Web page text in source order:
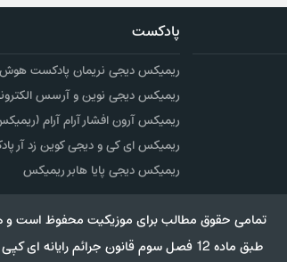
پادکست
ریمیکس دیجی نریمان پادکست
ریمیکس دیجی نوین و آرسس
ریمیکس آرون افشار آرام آرام
ریمیکس ای کی و دیجی کوین زد آر
ریمیکس دیجی پایا هابر ریمیکس
تمامی حقوق مطالب برای موزیکیت محفوظ است و
طبق ماده 12 فصل سوم قانون جرائم رایانه ای کپی برداری از قالب و محتوا پیگرد قانونی خواهد داشت.